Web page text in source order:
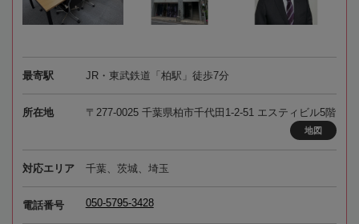
最寄駅 JR・東武鉄道「柏駅」徒歩7分
所在地 〒277-0025 千葉県柏市千代田1-2-51 エスティビル5階
地図
対応エリア 千葉、茨城、埼玉
電話番号 050-5795-3428